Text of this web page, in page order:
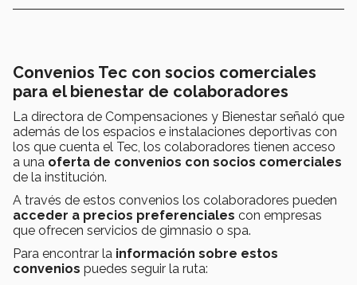
Convenios Tec con socios comerciales
para el bienestar de colaboradores
La directora de Compensaciones y Bienestar señaló que
además de los espacios e instalaciones deportivas con
los que cuenta el Tec, los colaboradores tienen acceso
a una oferta de convenios con socios comerciales
de la institución.
A través de estos convenios los colaboradores pueden
acceder a precios preferenciales con empresas
que ofrecen servicios de gimnasio o spa.
Para encontrar la información sobre estos
convenios puedes seguir la ruta: